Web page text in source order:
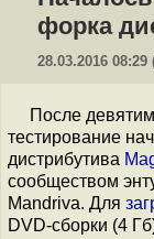
форка
28.03.2016 08:29
После
тестирование
дистрибутива
сообществом
Mandriva. Для
DVD-сборки (4